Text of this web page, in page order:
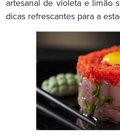
artesanal de violeta e limão
dicas refrescantes para a